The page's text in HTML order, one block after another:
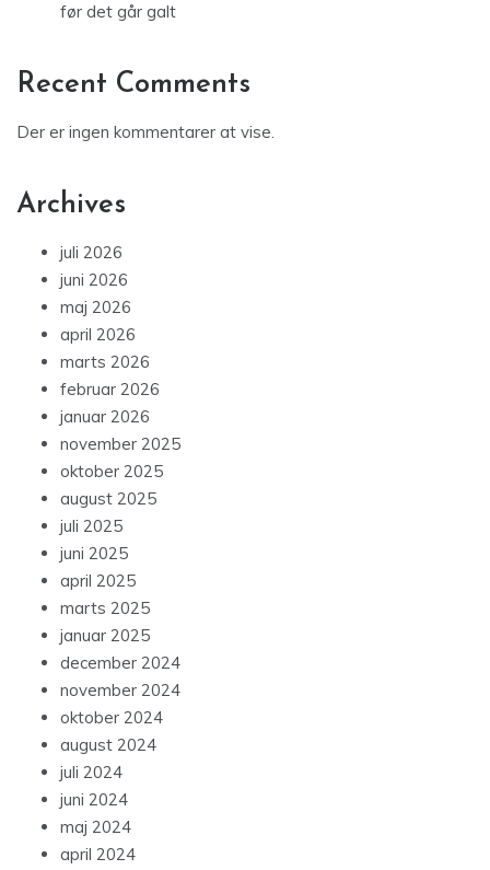
før det går galt
Recent Comments
Der er ingen kommentarer at vise.
Archives
juli 2026
juni 2026
maj 2026
april 2026
marts 2026
februar 2026
januar 2026
november 2025
oktober 2025
august 2025
juli 2025
juni 2025
april 2025
marts 2025
januar 2025
december 2024
november 2024
oktober 2024
august 2024
juli 2024
juni 2024
maj 2024
april 2024